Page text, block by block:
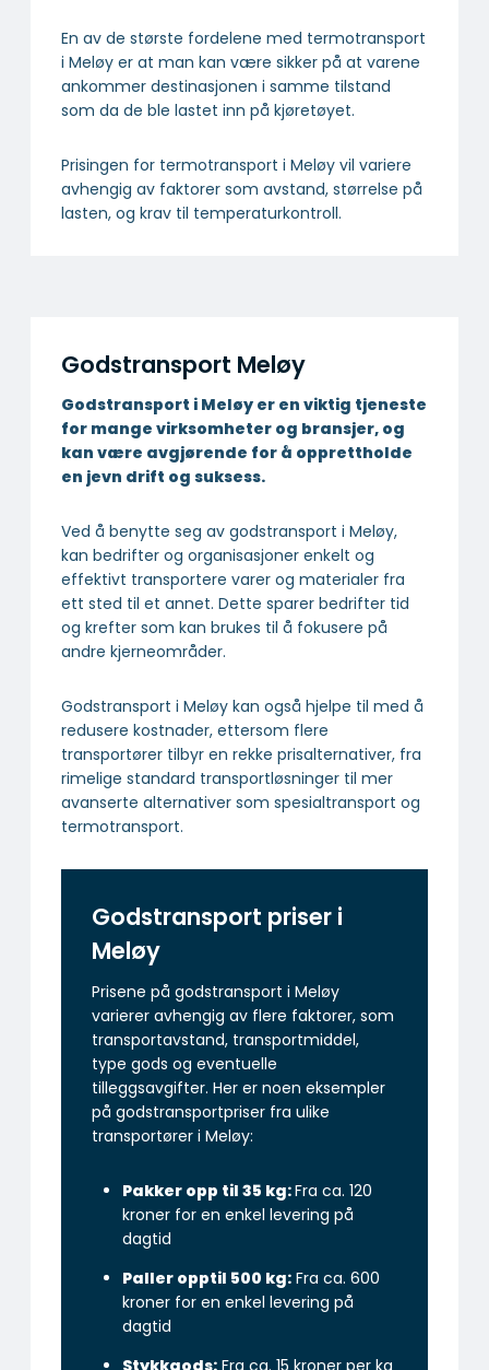
En av de største fordelene med termotransport
i Meløy er at man kan være sikker på at varene
ankommer destinasjonen i samme tilstand
som da de ble lastet inn på kjøretøyet.
Prisingen for termotransport i Meløy vil variere
avhengig av faktorer som avstand, størrelse på
lasten, og krav til temperaturkontroll.
Godstransport Meløy
Godstransport i Meløy er en viktig tjeneste
for mange virksomheter og bransjer, og
kan være avgjørende for å opprettholde
en jevn drift og suksess.
Ved å benytte seg av godstransport i Meløy,
kan bedrifter og organisasjoner enkelt og
effektivt transportere varer og materialer fra
ett sted til et annet. Dette sparer bedrifter tid
og krefter som kan brukes til å fokusere på
andre kjerneområder.
Godstransport i Meløy kan også hjelpe til med å
redusere kostnader, ettersom flere
transportører tilbyr en rekke prisalternativer, fra
rimelige standard transportløsninger til mer
avanserte alternativer som spesialtransport og
termotransport.
Godstransport priser i
Meløy
Prisene på godstransport i Meløy
varierer avhengig av flere faktorer, som
transportavstand, transportmiddel,
type gods og eventuelle
tilleggsavgifter. Her er noen eksempler
på godstransportpriser fra ulike
transportører i Meløy:
Pakker opp til 35 kg:Fra ca. 120
kroner for en enkel levering på
dagtid
Paller opptil 500 kg: Fra ca. 600
kroner for en enkel levering på
dagtid
Stykkgods: Fra ca. 15 kroner per kg